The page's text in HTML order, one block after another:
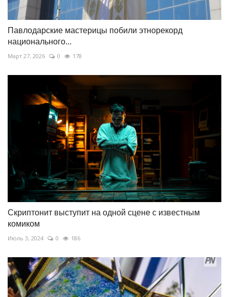
Павлодарские мастерицы побили этнорекорд
национального...
Март 27, 2026 0 178
Скриптонит выступит на одной сцене с известным
комиком
Июль 3, 2024 0 186